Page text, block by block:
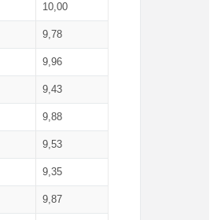
10,00
9,78
9,96
9,43
9,88
9,53
9,35
9,87